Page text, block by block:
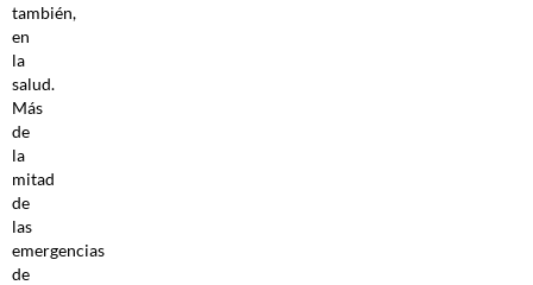
también,
en
la
salud.
Más
de
la
mitad
de
las
emergencias
de